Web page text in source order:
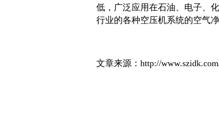
低，广泛应用在石油、电子、
行业的各种空压机系统的空气
文章来源：http://